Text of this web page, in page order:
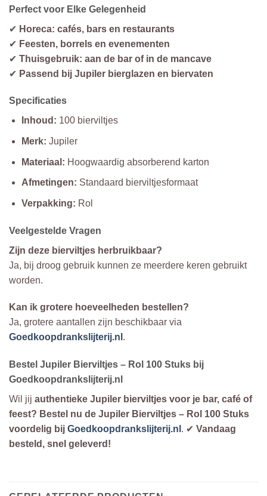
Perfect voor Elke Gelegenheid
✔ Horeca: cafés, bars en restaurants
✔ Feesten, borrels en evenementen
✔ Thuisgebruik: aan de bar of in de mancave
✔ Passend bij Jupiler bierglazen en biervaten
Specificaties
Inhoud: 100 bierviltjes
Merk: Jupiler
Materiaal: Hoogwaardig absorberend karton
Afmetingen: Standaard bierviltjesformaat
Verpakking: Rol
Veelgestelde Vragen
Zijn deze bierviltjes herbruikbaar?
Ja, bij droog gebruik kunnen ze meerdere keren gebruikt
worden.
Kan ik grotere hoeveelheden bestellen?
Ja, grotere aantallen zijn beschikbaar via
Goedkoopdrankslijterij.nl .
Bestel Jupiler Bierviltjes – Rol 100 Stuks bij
Goedkoopdrankslijterij.nl
Wil jij authentieke Jupiler bierviltjes voor je bar, café of
feest? Bestel nu de Jupiler Bierviltjes – Rol 100 Stuks
voordelig bij Goedkoopdrankslijterij.nl . ✔ Vandaag
besteld, snel geleverd!